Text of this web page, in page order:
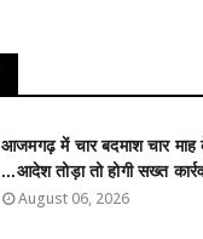
आजमगढ़ में चार बदमाश चार माह
...आदेश तोड़ा तो होगी सख्त
August 06, 2026